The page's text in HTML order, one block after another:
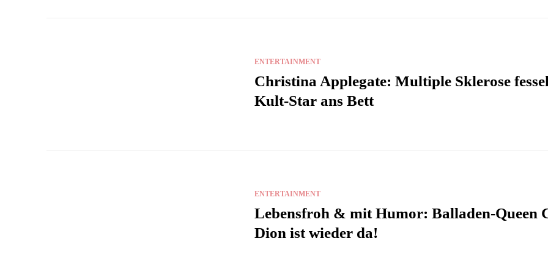
ENTERTAINMENT
Christina Applegate: Multiple Sklerose
Kult-Star ans Bett
ENTERTAINMENT
Lebensfroh & mit Humor: Balladen-Queen
Dion ist wieder da!